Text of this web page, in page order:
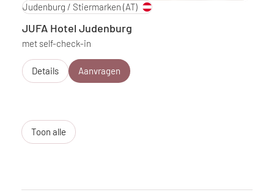
Judenburg / Stiermarken (AT)
JUFA Hotel Judenburg
met self-check-in
Details Aanvragen
Toon alle